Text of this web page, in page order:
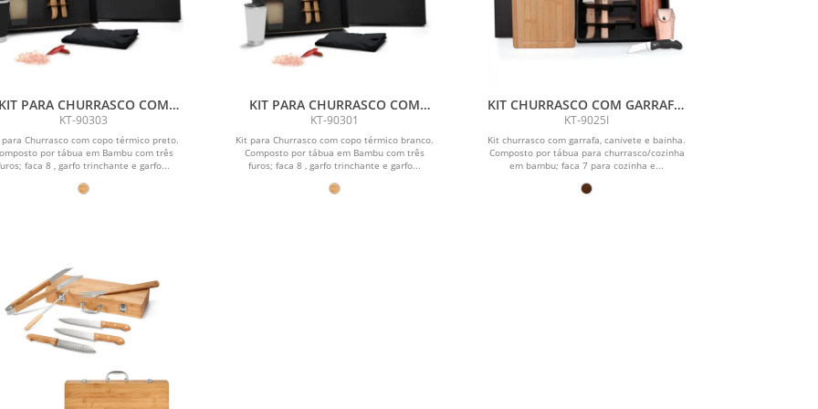
PARA CHURRASCO COM
COPO TÉRMICO - 6 PÇS
KT-90303
Churrasco com copo térmico preto.
por tábua em Bambu com três
faca 8 , garfo trinchante e garfo...
KIT PARA CHURRASCO COM
COPO TÉRMICO - 6 PÇS
KT-90301
Kit para Churrasco com copo térmico branco.
Composto por tábua em Bambu com três
furos; faca 8 , garfo trinchante e garfo...
KIT CHURRASCO COM GARRAFA,
CANIVETE E BAINHA - 6 PÇS
KT-9025I
Kit churrasco com garrafa, canivete e bainha.
Composto por tábua para churrasco/cozinha
em bambu; faca 7 para cozinha e...